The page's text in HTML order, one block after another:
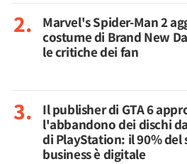
Marvel's Spider-Man 2
costume di Brand New
le critiche dei fan
Il publisher di GTA 6
l'abbandono dei dischi
di PlayStation: il 90% del
business è digitale